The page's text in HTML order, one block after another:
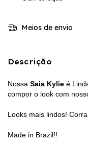
Meios de envio
Descrição
Nossa Saia Kylie é
compor o look com
Looks mais lindos!
Made in Brazil!!